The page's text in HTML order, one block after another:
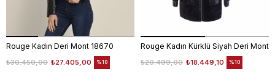
Rouge Kadın Deri Mont 18670
₺27.405,00
₺30.450,00 %10
Rouge Kadın Kürklü Siyah Deri Mont
₺18.449,10
₺20.499,00 %10